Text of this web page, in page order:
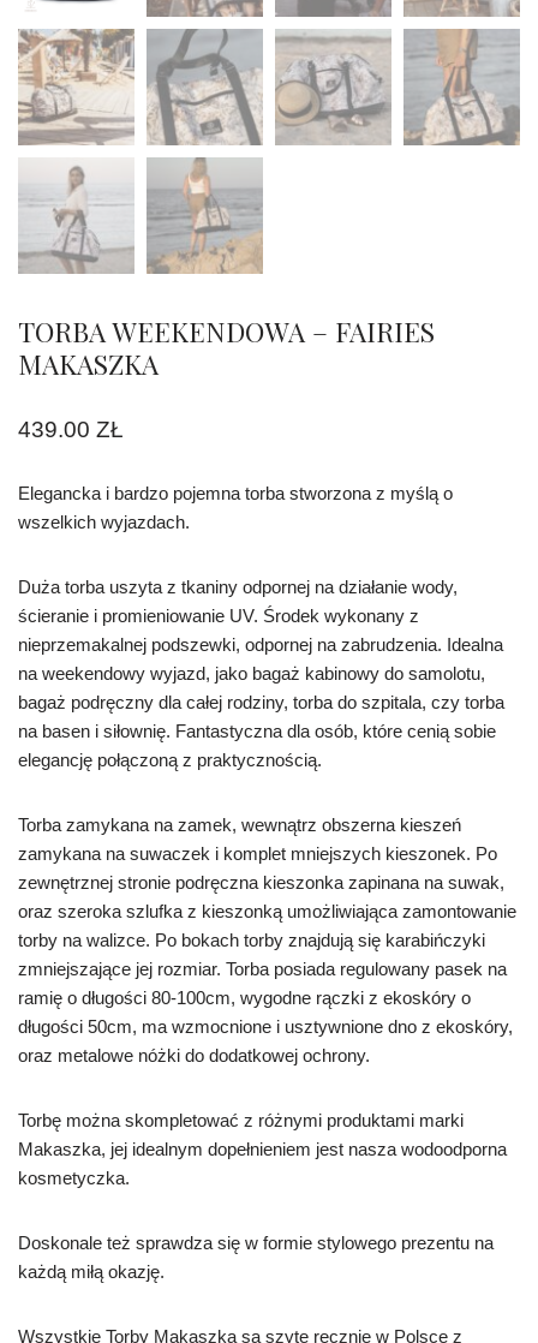
TORBA WEEKENDOWA – FAIRIES
MAKASZKA
439.00 ZŁ
Elegancka i bardzo pojemna torba stworzona z myślą o
wszelkich wyjazdach.
Duża torba uszyta z tkaniny odpornej na działanie wody,
ścieranie i promieniowanie UV. Środek wykonany z
nieprzemakalnej podszewki, odpornej na zabrudzenia. Idealna
na weekendowy wyjazd, jako bagaż kabinowy do samolotu,
bagaż podręczny dla całej rodziny, torba do szpitala, czy torba
na basen i siłownię. Fantastyczna dla osób, które cenią sobie
elegancję połączoną z praktycznością.
Torba zamykana na zamek, wewnątrz obszerna kieszeń
zamykana na suwaczek i komplet mniejszych kieszonek. Po
zewnętrznej stronie podręczna kieszonka zapinana na suwak,
oraz szeroka szlufka z kieszonką umożliwiająca zamontowanie
torby na walizce. Po bokach torby znajdują się karabińczyki
zmniejszające jej rozmiar. Torba posiada regulowany pasek na
ramię o długości 80-100cm, wygodne rączki z ekoskóry o
długości 50cm, ma wzmocnione i usztywnione dno z ekoskóry,
oraz metalowe nóżki do dodatkowej ochrony.
Torbę można skompletować z różnymi produktami marki
Makaszka, jej idealnym dopełnieniem jest nasza wodoodporna
kosmetyczka.
Doskonale też sprawdza się w formie stylowego prezentu na
każdą miłą okazję.
Wszystkie Torby Makaszka są szyte ręcznie w Polsce z